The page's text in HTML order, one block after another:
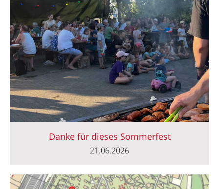
Danke für dieses Sommerfest
21.06.2026